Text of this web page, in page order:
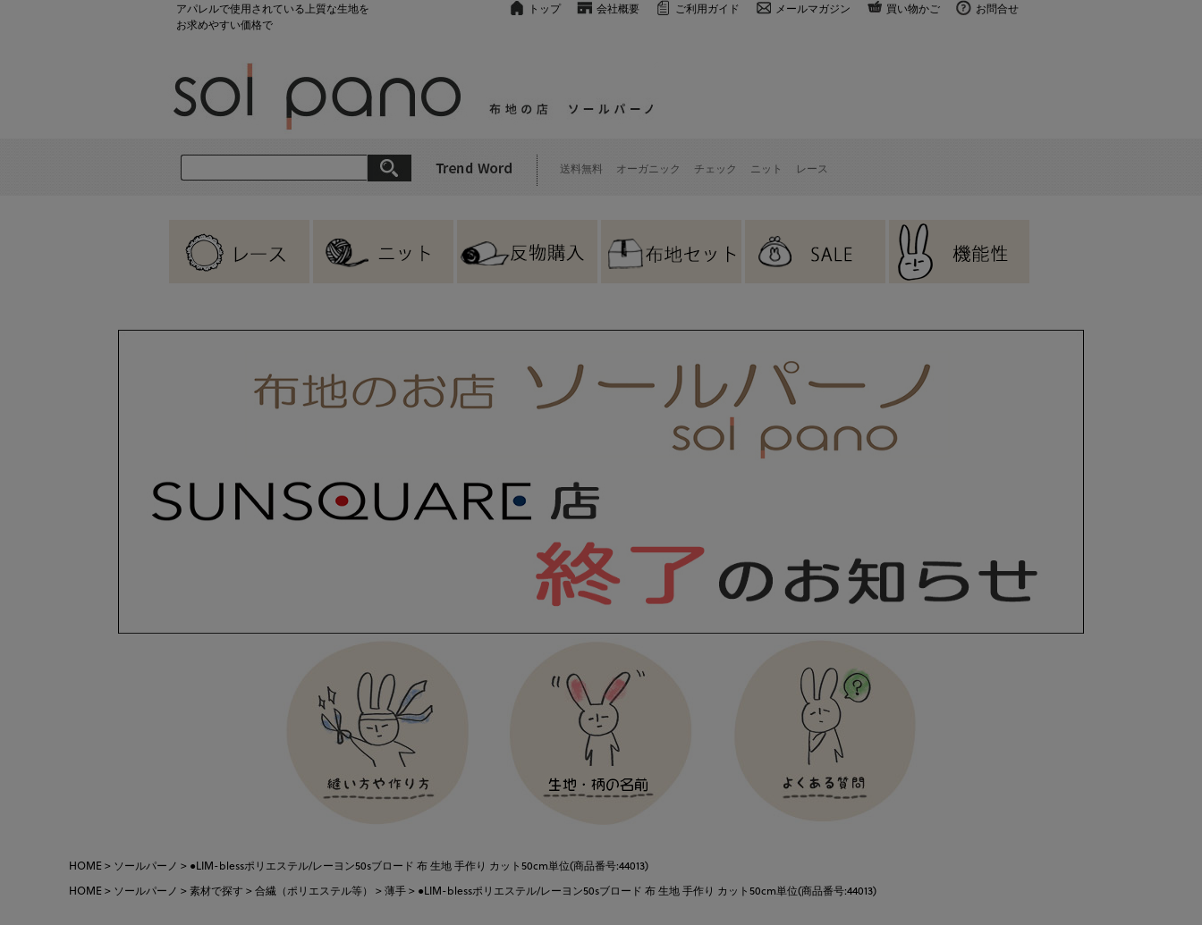
アパレルで使用されている上質な生地を
お求めやすい価格で
トップ 会社概要 ご利用ガイド メールマガジン 買い物かご お問合せ
送料無料 オーガニック チェック ニット レース
HOME ソールパーノ
●LIM-blessポリエステル/レーヨン50sブロード 布 生地 手作り カット50cm単位(商品番号:44013)
HOME
ソールパーノ 素材で探す 合繊（ポリエステル等） 薄手 ●LIM-blessポリエステル/レーヨン50sブロード 布 生地 手作り カット50cm単位(商品番号:44013)